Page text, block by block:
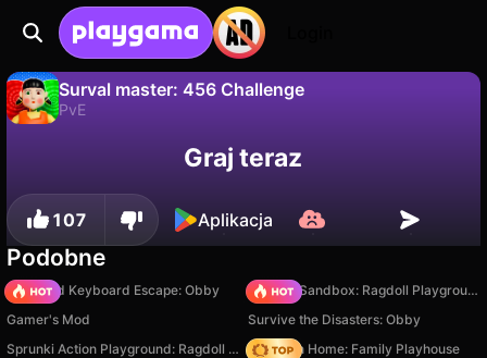
Surval master: 456 Challenge
PvE
Zapisz postępy! Nie
Graj teraz
107 Aplikacja
Podobne
+1 Speed Keyboard Escape: Obby
Sprunki Sandbox: Ragdoll Playground Mode
Gamer's Mod
Survive the Disasters: Obby
Sprunki Action Playground: Ragdoll Sandbox My Town Home: Family Playhouse